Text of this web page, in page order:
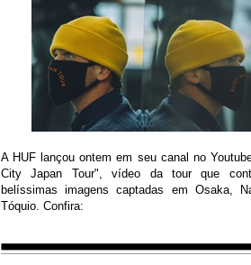
A HUF lançou ontem em seu canal no
City Japan Tour", vídeo da tour que
belíssimas imagens captadas em Osaka,
Tóquio. Confira: